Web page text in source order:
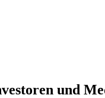
und